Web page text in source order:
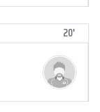
20'